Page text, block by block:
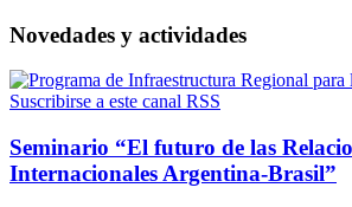
Novedades y actividades
Suscribirse a este canal RSS
Seminario “El futuro de las
Internacionales Argentina-Brasil”